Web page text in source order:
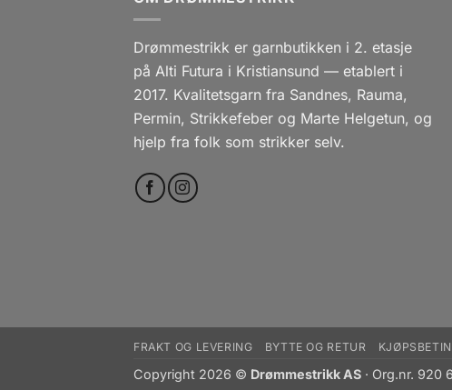
Drømmestrikk er garnbutikken i 2. etasje
på Alti Futura i Kristiansund — etablert i
2017. Kvalitetsgarn fra Sandnes, Rauma,
Permin, Strikkefeber og Marte Helgetun, og
hjelp fra folk som strikker selv.
FRAKT OG LEVERING BYTTE OG RETUR
Copyright 2026 © Drømmestrikk AS · Org.nr. 920